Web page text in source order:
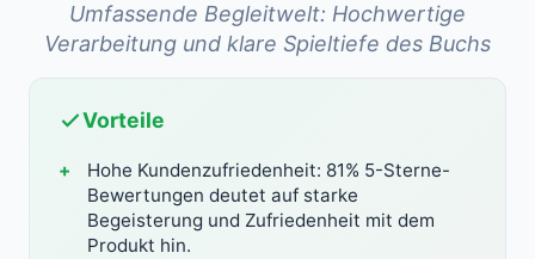
Umfassende Begleitwelt: Hochwertige
Verarbeitung und klare Spieltiefe des Buchs
Vorteile
Hohe Kundenzufriedenheit: 81% 5-Sterne-
Bewertungen deutet auf starke
Begeisterung und Zufriedenheit mit dem
Produkt hin.